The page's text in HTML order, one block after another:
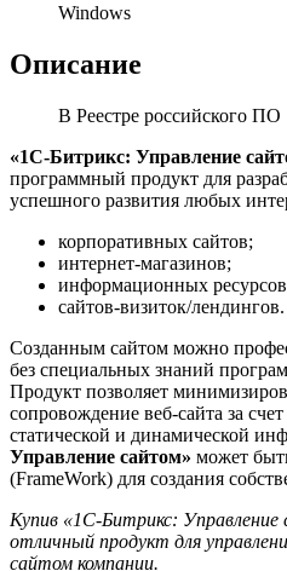
Windows
Описание
В Реестре российского ПО
«1С-Битрикс: Управление
программный продукт для
успешного развития любых
корпоративных сайтов;
интернет-магазинов;
информационных
сайтов-визиток/лендингов.
Созданным сайтом можно
без специальных знаний
Продукт позволяет
сопровождение веб-сайта за
статической и динамической
Управление сайтом» может
(FrameWork) для создания
Купив «1С-Битрикс:
отличный продукт для
сайтом компании.